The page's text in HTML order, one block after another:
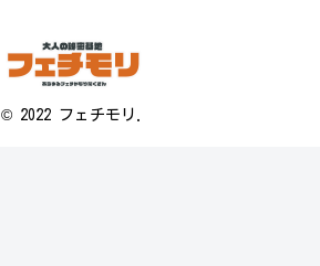
© 2022 フェチモリ.